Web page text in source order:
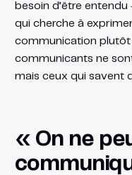
besoin d’être
qui cherche à
communication plutôt
communicants ne
mais ceux qui savent
« On ne